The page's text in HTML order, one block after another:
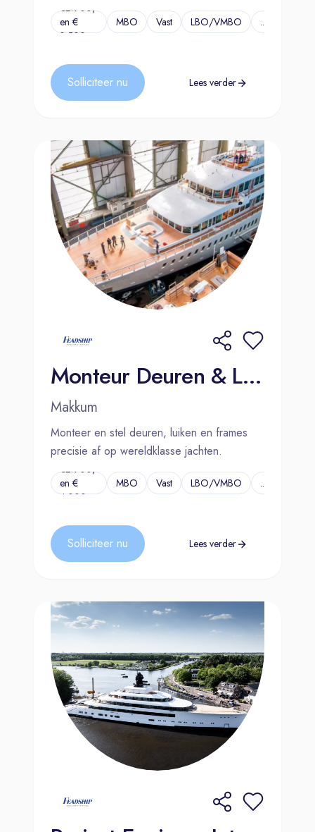
€2.900,-
en €
3.500,-
MBO Vast LBO/VMBO ...
Solliciteer nu Lees verder
Monteur Deuren & Luiken | Makkum
Makkum
Monteer en stel deuren, luiken en frames
precisie af op wereldklasse jachten.
€2.900,-
en €
4.000,-
MBO Vast LBO/VMBO ...
Solliciteer nu Lees verder